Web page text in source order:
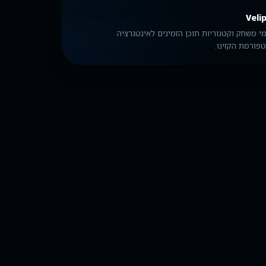
משחק וקטגוריות תוכן הזמינים לאינטגרציה
הקזינו.